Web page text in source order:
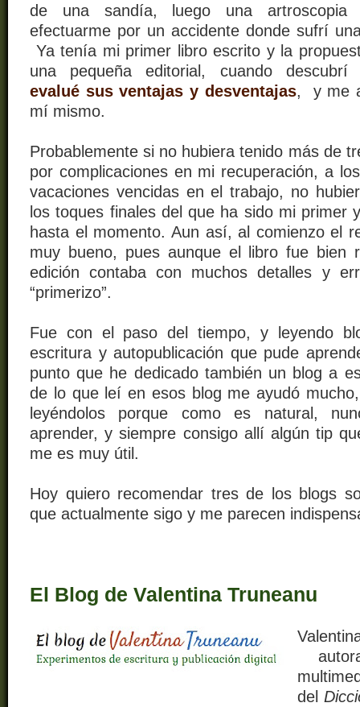
de una sandía, luego una artroscopia
efectuarme por un accidente donde sufrí
Ya tenía mi primer libro escrito y la
una pequeña editorial, cuando descubrí
evalué sus ventajas y desventajas, y me
mí mismo.
Probablemente si no hubiera tenido más de
por complicaciones en mi recuperación, a
vacaciones vencidas en el trabajo, no
los toques finales del que ha sido mi primer
hasta el momento. Aun así, al comienzo el
muy bueno, pues aunque el libro fue bien
edición contaba con muchos detalles y
“primerizo”.
Fue con el paso del tiempo, y leyendo
escritura y autopublicación que pude
punto que he dedicado también un blog a
de lo que leí en esos blog me ayudó
leyéndolos porque como es natural,
aprender, y siempre consigo allí algún tip
me es muy útil.
Hoy quiero recomendar tres de los blogs
que actualmente sigo y me parecen
El Blog de Valentina Truneanu
del